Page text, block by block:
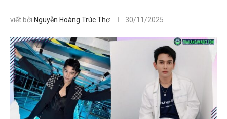
viết bởi Nguyễn Hoàng Trúc Thơ 30/11/2025